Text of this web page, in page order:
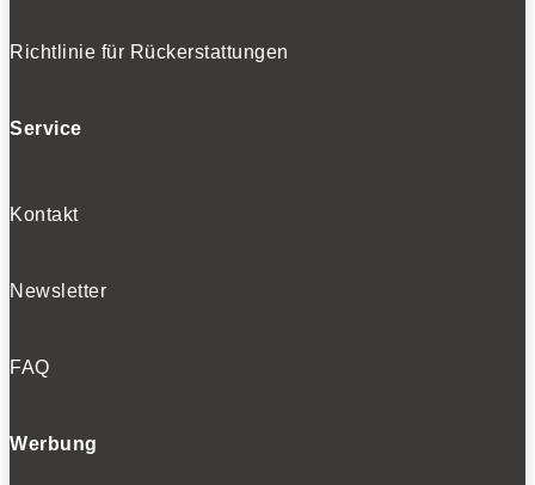
Richtlinie für Rückerstattungen
Service
Kontakt
Newsletter
FAQ
Werbung